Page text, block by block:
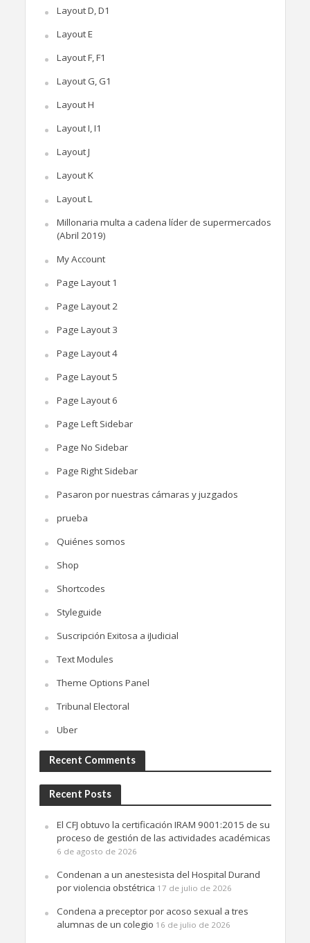
Layout D, D1
Layout E
Layout F, F1
Layout G, G1
Layout H
Layout I, I1
Layout J
Layout K
Layout L
Millonaria multa a cadena líder de supermercados
(Abril 2019)
My Account
Page Layout 1
Page Layout 2
Page Layout 3
Page Layout 4
Page Layout 5
Page Layout 6
Page Left Sidebar
Page No Sidebar
Page Right Sidebar
Pasaron por nuestras cámaras y juzgados
prueba
Quiénes somos
Shop
Shortcodes
Styleguide
Suscripción Exitosa a iJudicial
Text Modules
Theme Options Panel
Tribunal Electoral
Uber
Recent Comments
Recent Posts
El CFJ obtuvo la certificación IRAM 9001:2015 de su
proceso de gestión de las actividades académicas
6 de agosto de 2026
Condenan a un anestesista del Hospital Durand
por violencia obstétrica 17 de julio de 2026
Condena a preceptor por acoso sexual a tres
alumnas de un colegio 16 de julio de 2026